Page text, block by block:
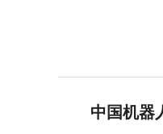
中国机器